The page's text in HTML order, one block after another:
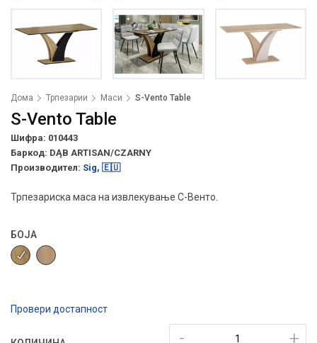
Дома Трпезарии Маси S-Vento Table
S-Vento Table
Шифра: 010443
Баркод: DĄB ARTISAN/CZARNY
Производител: Sig, 🇪🇺
Трпезариска маса на извлекување С-Венто.
БОЈА
Провери достапност
+
-